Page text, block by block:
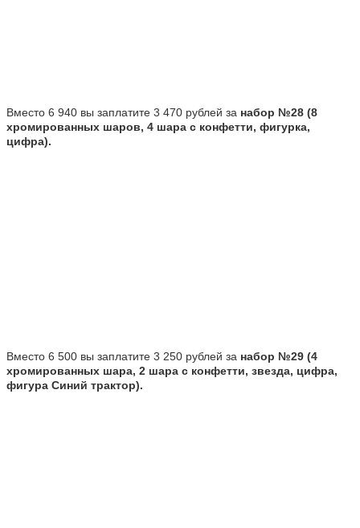
Вместо 6 940 вы заплатите 3 470 рублей за набор №28 (8
хромированных шаров, 4 шара с конфетти, фигурка,
цифра).
Вместо 6 500 вы заплатите 3 250 рублей за набор №29 (4
хромированных шара, 2 шара с конфетти, звезда, цифра,
фигура Синий трактор).